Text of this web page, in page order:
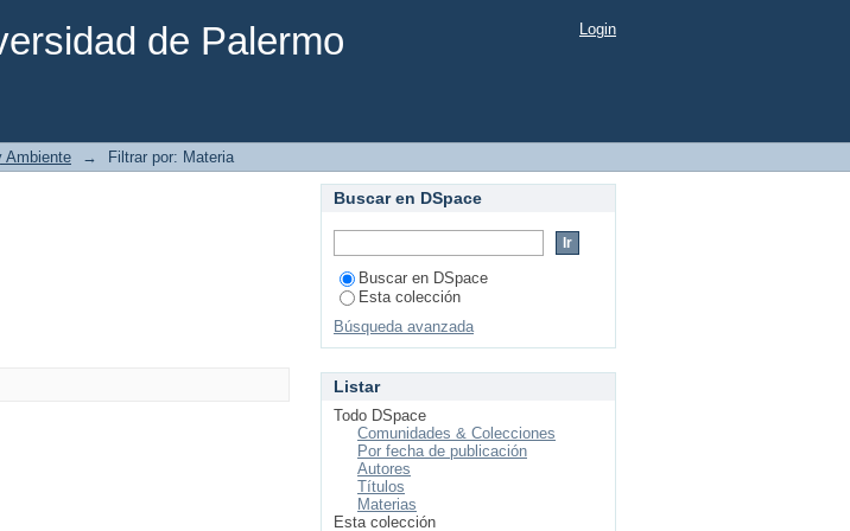
de Palermo Login
Ambiente → Filtrar por: Materia
Buscar en DSpace
Buscar en DSpace
Esta colección
Búsqueda avanzada
Listar
Todo DSpace
Comunidades & Colecciones
Por fecha de publicación
Autores
Títulos
Materias
Esta colección